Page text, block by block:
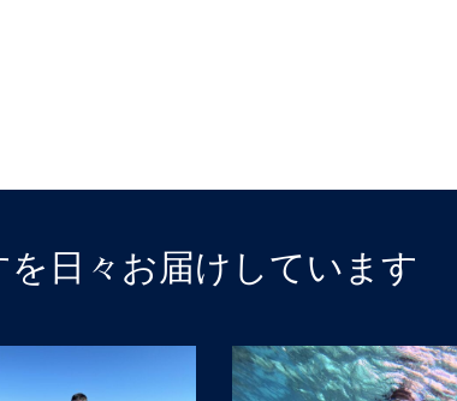
日々お届けしています